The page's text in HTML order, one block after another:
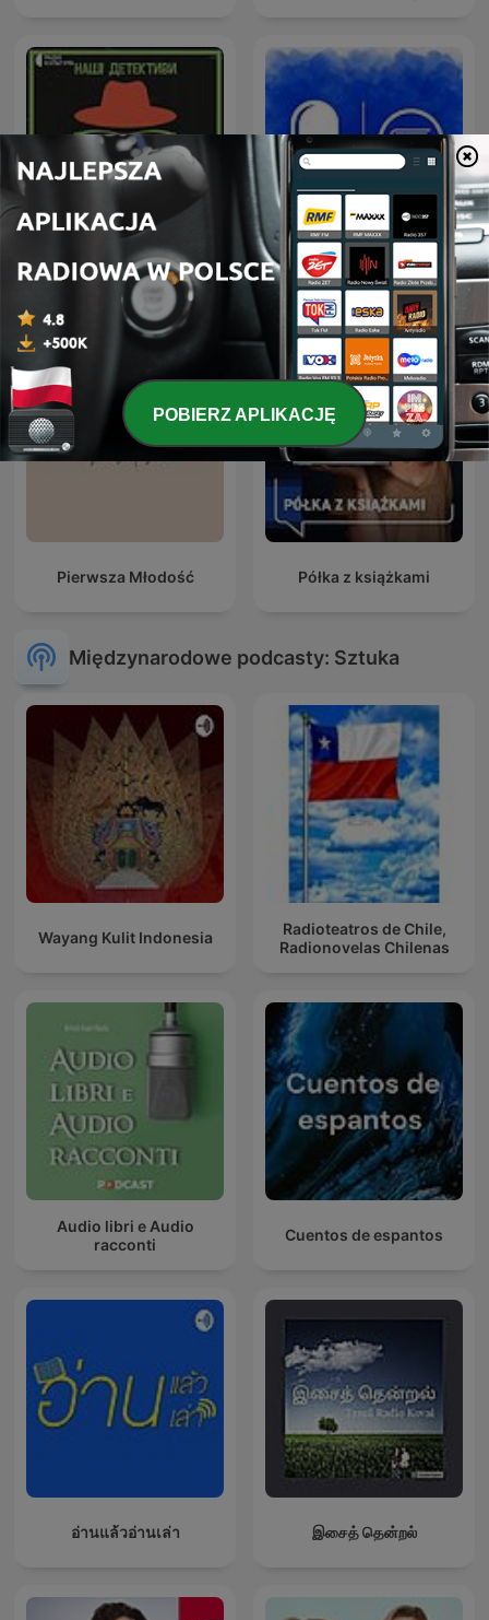
Наші детективи
Аудіокниги українською
(Студія Калідор та інші)
Pierwsza Młodość Półka z książkami
Międzynarodowe podcasty: Sztuka
Wayang Kulit Indonesia
Radioteatros de Chile,
Radionovelas Chilenas
Audio libri e Audio
racconti
Cuentos de espantos
อ่านแล้วอ่านเล่า இசைத் தென்றல்
POBIERZ APLIKACJĘ